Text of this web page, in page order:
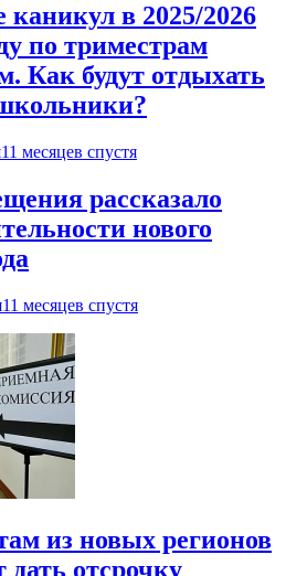
каникул в 2025/2026
по триместрам
Как будут отдыхать
11 месяцев спустя
рассказало
нового
11 месяцев спустя
из новых регионов
дать отсрочку